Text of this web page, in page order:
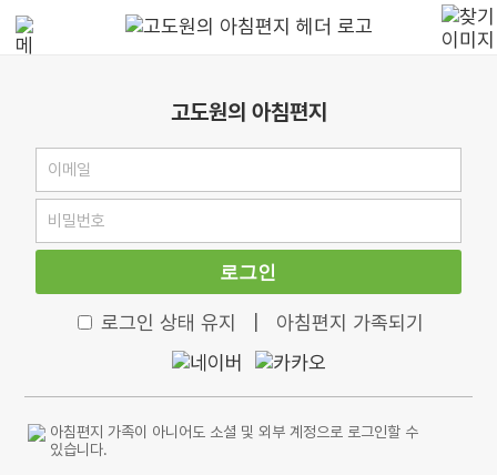
고도원의 아침편지
로그인
로그인 상태 유지 아침편지 가족되기
아침편지 가족이 아니어도 소셜 및 외부 계정으로 로그인할 수
있습니다.